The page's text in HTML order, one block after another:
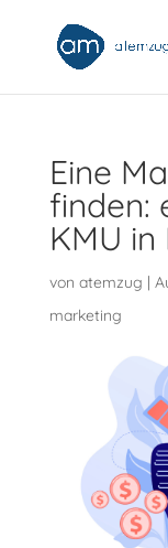
Eine
finden:
KMU
von atemzug |
marketing